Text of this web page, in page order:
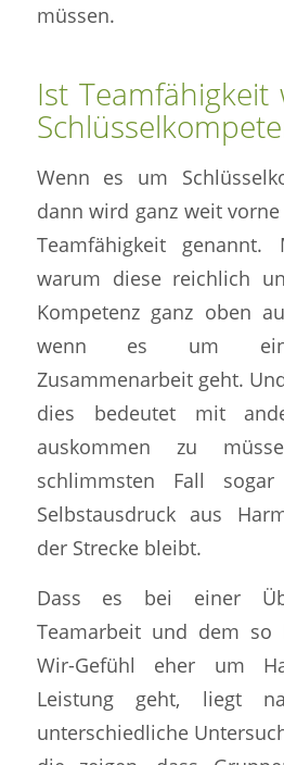
müssen.
Ist Teamfähigkeit
Wenn es um
dann wird ganz weit
Teamfähigkeit genannt.
warum diese reichlich
Kompetenz ganz oben
wenn es um eine
Zusammenarbeit geht.
dies bedeutet mit
auskommen zu
schlimmsten Fall
Selbstausdruck aus
der Strecke bleibt.
Dass es bei einer
Teamarbeit und dem so
Wir-Gefühl eher um
Leistung geht, liegt
unterschiedliche